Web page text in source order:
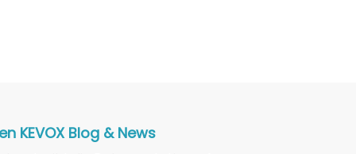
KEVOX Blog & News